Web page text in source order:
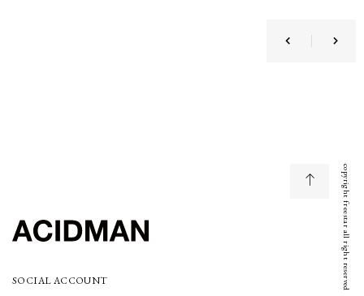
SOCIAL ACCOUNT copyright freestar all right reserved